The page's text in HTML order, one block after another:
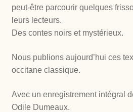
peut-être parcourir quelques
leurs lecteurs.
Des contes noirs et mystérieux.
Nous publions aujourd’hui ces
occitane classique.
Avec un enregistrement intégral
Odile Dumeaux.